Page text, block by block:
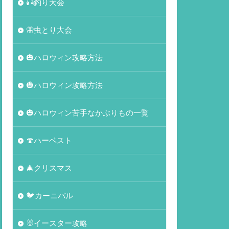
🎣釣り大会
🦋虫とり大会
🎃ハロウィン攻略方法
🎃ハロウィン攻略方法
🎃ハロウィン苦手なかぶりもの一覧
🍄ハーベスト
🎄クリスマス
🐦カーニバル
🐰イースター攻略